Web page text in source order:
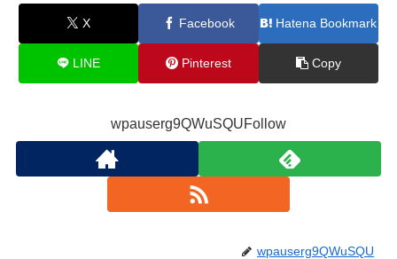
X Facebook Hatena Bookmark
LINE Pinterest Copy
wpauserg9QWuSQUFollow
wpauserg9QWuSQU